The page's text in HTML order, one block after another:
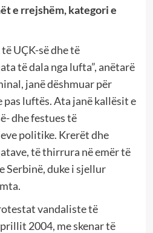
e rrejshëm, kategori e
UÇK-së dhe të
të dala nga lufta”, anëtarë
janë dëshmuar për
luftës. Ata janë kallësit e
dhe festues të
politike. Krerët dhe
të thirrura në emër të
Serbinë, duke i sjellur
vandaliste të
2004, me skenar të